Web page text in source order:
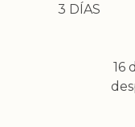
3 DÍAS
16